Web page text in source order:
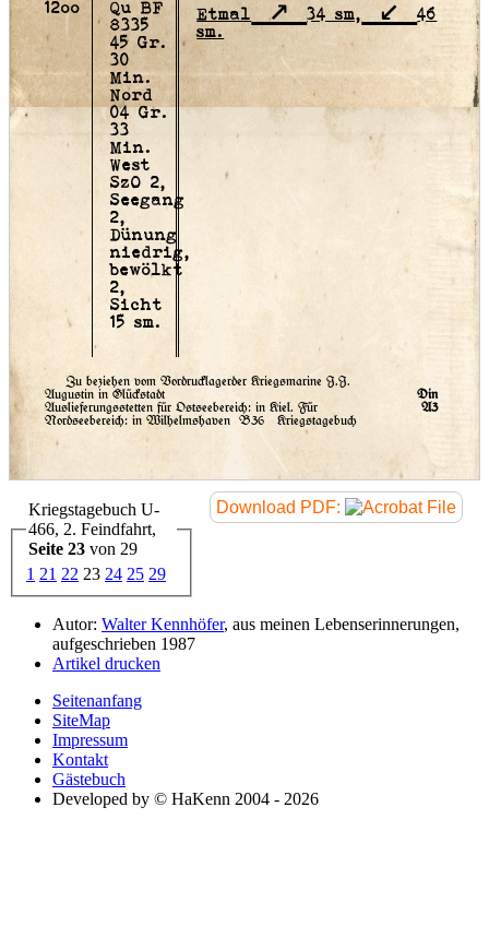
12oo
Qu BF
8335
45 Gr.
30
Min.
Nord
04 Gr.
33
Min.
West
SzO 2,
Seegang
2,
Dünung
niedrig,
bewölkt
2,
Sicht
15 sm.
Etmal 34 sm,
46
sm.
Zu beziehen vom Vordrucklagerder Kriegsmarine J.J.
Augustin in Glückstadt
Auslieferungsstetten für Ostseebereich: in Kiel. Für
Nordseebereich: in Wilhelmshaven B36 Kriegstagebuch
Din
A3
Download PDF:
Kriegstagebuch U-
466, 2. Feindfahrt,
Seite 23 von 29
1 21 22 23 24 25 29
Autor: Walter Kennhöfer, aus meinen Lebenserinnerungen,
aufgeschrieben 1987
Artikel drucken
Seitenanfang
SiteMap
Impressum
Kontakt
Gästebuch
Developed by © HaKenn 2004 - 2026